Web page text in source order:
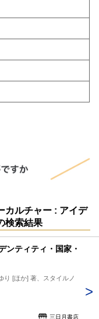
カルチャー : アイデ
検索結果
ンティティ・国家・
り [ほか] 著、スタイルノ
三日月書店